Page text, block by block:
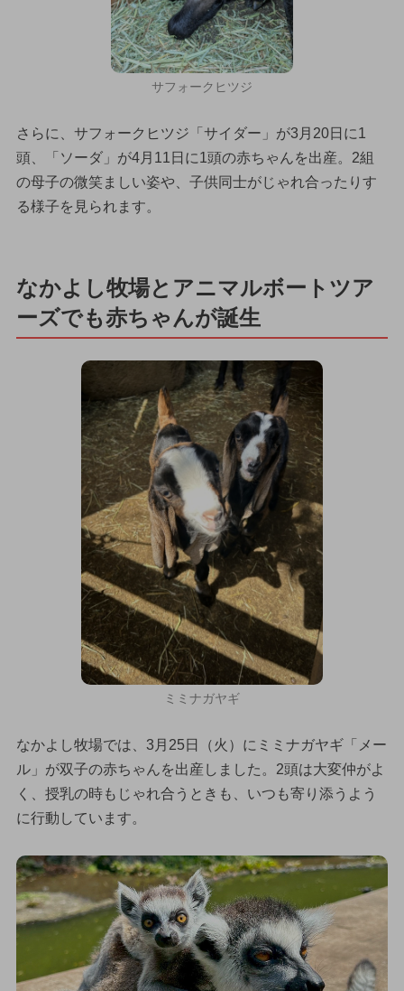
サフォークヒツジ
さらに、サフォークヒツジ「サイダー」が3月20日に1
頭、「ソーダ」が4月11日に1頭の赤ちゃんを出産。2組
の母子の微笑ましい姿や、子供同士がじゃれ合ったりす
る様子を見られます。
なかよし牧場とアニマルボートツア
ーズでも赤ちゃんが誕生
ミミナガヤギ
なかよし牧場では、3月25日（火）にミミナガヤギ「メー
ル」が双子の赤ちゃんを出産しました。2頭は大変仲がよ
く、授乳の時もじゃれ合うときも、いつも寄り添うよう
に行動しています。